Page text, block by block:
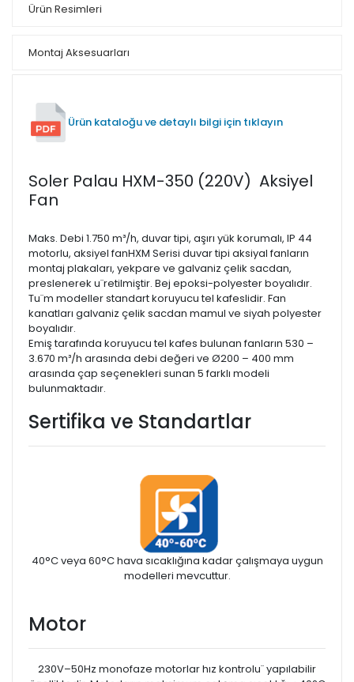
Ürün Resimleri
Montaj Aksesuarları
Ürün kataloğu ve detaylı bilgi için tıklayın
Soler Palau HXM-350 (220V) Aksiyel
Fan
Maks. Debi 1.750 m³/h, duvar tipi, aşırı yük korumalı, IP 44
motorlu, aksiyel fanHXM Serisi duvar tipi aksiyal fanların
montaj plakaları, yekpare ve galvaniz çelik sacdan,
preslenerek u¨retilmiştir. Bej epoksi-polyester boyalıdır.
Tu¨m modeller standart koruyucu tel kafeslidir. Fan
kanatları galvaniz çelik sacdan mamul ve siyah polyester
boyalıdır.
Emiş tarafında koruyucu tel kafes bulunan fanların 530 –
3.670 m³/h arasında debi değeri ve Ø200 – 400 mm
arasında çap seçenekleri sunan 5 farklı modeli
bulunmaktadır.
Sertifika ve Standartlar
40°C veya 60°C hava sıcaklığına kadar çalışmaya uygun
modelleri mevcuttur.
Motor
230V–50Hz monofaze motorlar hız kontrolu¨ yapılabilir